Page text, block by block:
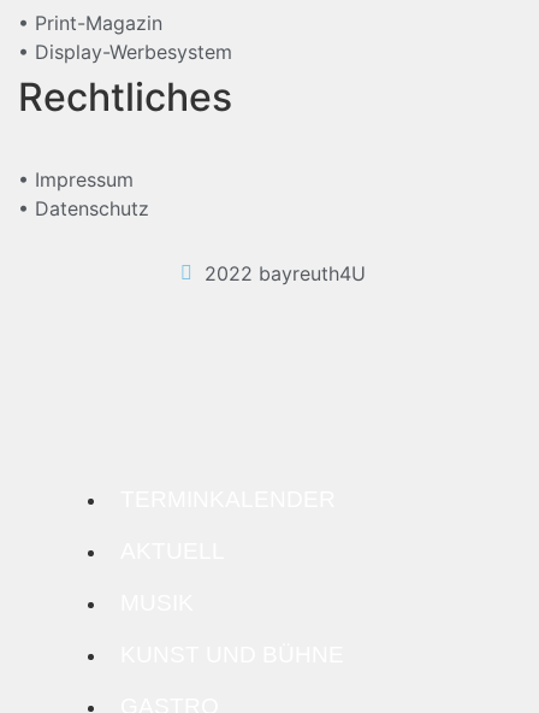
• Print-Magazin
• Display-Werbesystem
Rechtliches
• Impressum
• Datenschutz
2022 bayreuth4U